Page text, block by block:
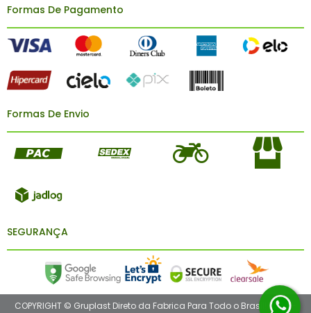
Formas De Pagamento
Formas De Envio
SEGURANÇA
COPYRIGHT © Gruplast Direto da Fabrica Para Todo o Brasil! 2026 -